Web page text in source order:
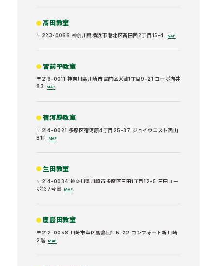
高田教室
〒223-0066 神奈川県横浜市港北区高田西2丁目15-4 MAP
宮前平教室
〒216-0011 神奈川県川崎市宮前区犬蔵1丁目9-21 コーポ向井
83
MAP
宿河原教室
〒214-0021 多摩区宿河原4丁目25-37 ジョイウエスト西山
B1F
MAP
生田教室
〒214-0034 神奈川県川崎市多摩区三田1丁目12-5 三田コー
ポ137号室
MAP
鹿島田教室
〒212-0058 川崎市幸区鹿島田1-5-22 コンフォート新川崎
2階
MAP